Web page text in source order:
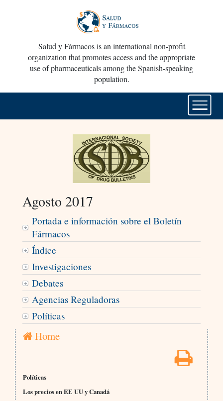
Salud y Fármacos is an international non-profit
organization that promotes access and the appropriate
use of pharmaceuticals among the Spanish-speaking
population.
Agosto 2017
Portada e información sobre el Boletín
Fármacos
Índice
Investigaciones
Debates
Agencias Reguladoras
Políticas
Home
Políticas
Los precios en EE UU y Canadá